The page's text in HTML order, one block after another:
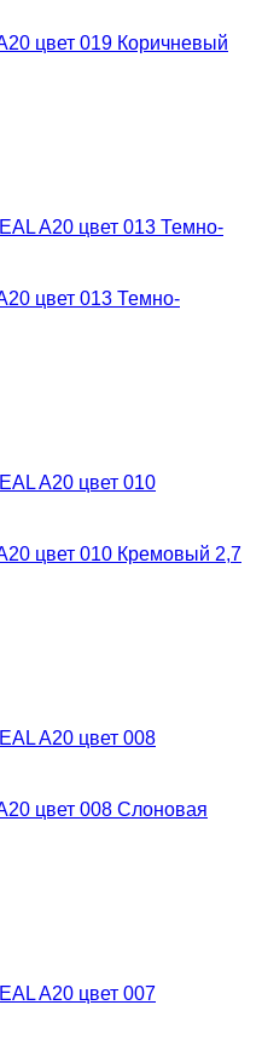
цвет 019 Коричневый
цвет 013 Темно-
цвет 010 Кремовый 2,7
цвет 008 Слоновая